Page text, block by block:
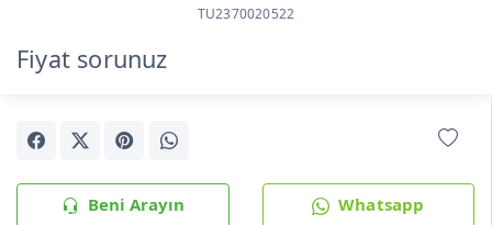
TU2370020522
Fiyat sorunuz
Beni Arayın Whatsapp